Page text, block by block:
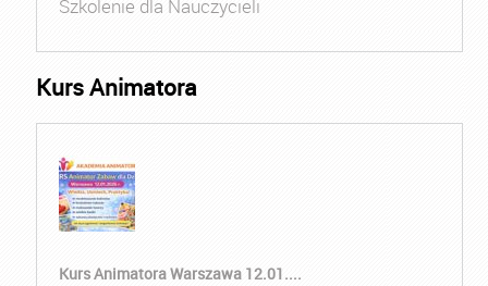
Szkolenie dla Nauczycieli
Kurs Animatora
Kurs Animatora Warszawa 12.01....